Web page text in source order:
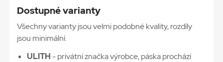
Dostupné varianty
Všechny varianty jsou velmi podobné kvality, rozdíly
jsou minimální.
ULITH- privátní značka výrobce, páska prochází